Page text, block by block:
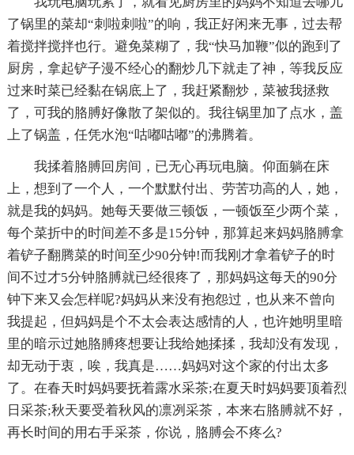
了锅里的菜却“刺啦刺啦”的响，我正好闲来无事，过去帮
着搅拌搅拌也行。避免菜糊了，我“快马加鞭”似的跑到了
厨房，拿起铲子漫不经心的翻炒几下就走了神，等我反应
过来时菜已经黏在锅底上了，我赶紧翻炒，菜被我拯救
了，可我的胳膊好像散了架似的。我往锅里加了点水，盖
上了锅盖，任凭水泡“咕嘟咕嘟”的沸腾着。
我揉着胳膊回房间，已无心再玩电脑。仰面躺在床
上，想到了一个人，一个默默付出、劳苦功高的人，她，
就是我的妈妈。她每天要做三顿饭，一顿饭至少两个菜，
每个菜折中的时间差不多是15分钟，那算起来妈妈胳膊拿
着铲子翻腾菜的时间至少90分钟!而我刚才拿着铲子的时
间不过才5分钟胳膊就已经很疼了，那妈妈这每天的90分
钟下来又会怎样呢?妈妈从来没有抱怨过，也从来不曾向
我提起，但妈妈是个不太会表达感情的人，也许她明里暗
里的暗示过她胳膊疼想要让我给她揉揉，我却没有发现，
却无动于衷，唉，我真是……妈妈对这个家的付出太多
了。在春天时妈妈要抚着露水采茶;在夏天时妈妈要顶着烈
日采茶;秋天要受着秋风的凛冽采茶，本来右胳膊就不好，
再长时间的用右手采茶，你说，胳膊会不疼么?